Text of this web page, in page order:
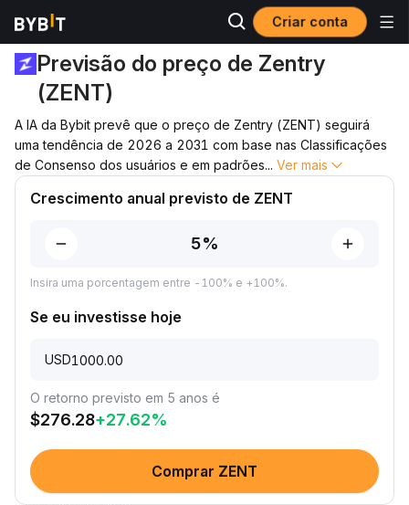
Criar conta
Previsão de preço Previsão de preço de ZENT
Previsão do preço de Zentry
(ZENT)
A IA da Bybit prevê que o preço de Zentry (ZENT) seguirá
uma tendência de 2026 a 2031 com base nas Classificações
de Consenso dos usuários e em padrões... Ver mais
Crescimento anual previsto de ZENT
Insira uma porcentagem entre -100% e +100%.
Se eu investisse hoje
USD
O retorno previsto em 5 anos é
$276.28+27.62%
Comprar ZENT